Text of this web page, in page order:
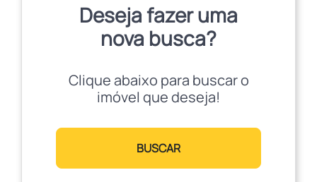
Deseja fazer uma
nova busca?
Clique abaixo para buscar o
imóvel que deseja!
BUSCAR